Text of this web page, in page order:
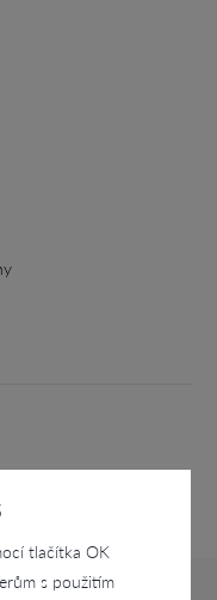
tlačítka OK
s použitím